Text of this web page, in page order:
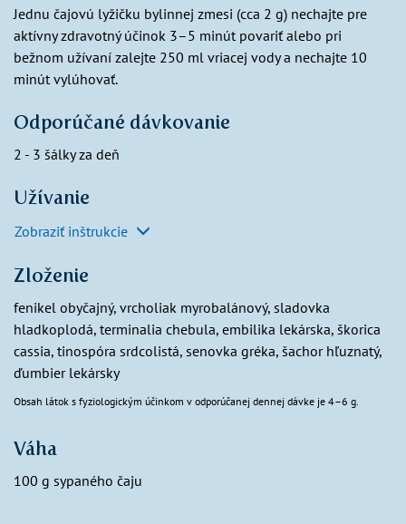
Jednu čajovú lyžičku bylinnej zmesi (cca 2 g) nechajte pre
aktívny zdravotný účinok 3–5 minút povariť alebo pri
bežnom užívaní zalejte 250 ml vriacej vody a nechajte 10
minút vylúhovať.
Odporúčané dávkovanie
2 - 3 šálky za deň
Užívanie
Zobraziť inštrukcie
Zloženie
fenikel obyčajný, vrcholiak myrobalánový, sladovka
hladkoplodá, terminalia chebula, embilika lekárska, škorica
cassia, tinospóra srdcolistá, senovka gréka, šachor hľuznatý,
ďumbier lekársky
Obsah látok s fyziologickým účinkom v odporúčanej dennej dávke je 4–6 g.
Váha
100 g sypaného čaju